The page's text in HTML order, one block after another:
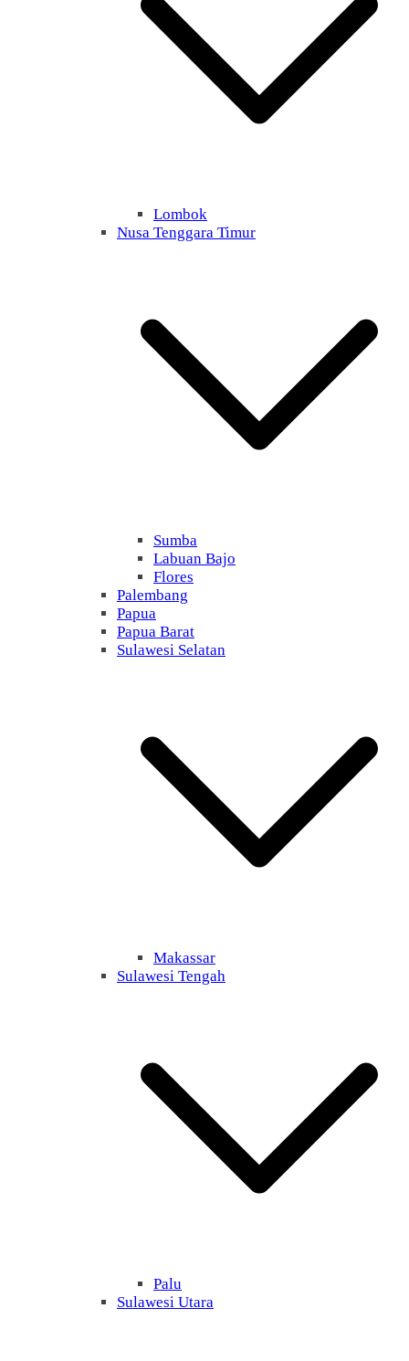
Lombok
Nusa Tenggara Timur
Sumba
Labuan Bajo
Flores
Palembang
Papua
Papua Barat
Sulawesi Selatan
Makassar
Sulawesi Tengah
Palu
Sulawesi Utara